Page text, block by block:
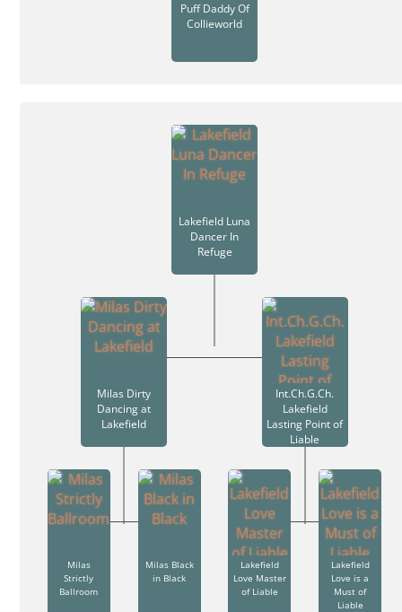
Puff Daddy Of
Collieworld
Lakefield Luna
Dancer In
Refuge
Milas Dirty
Dancing at
Lakefield
Int.Ch.G.Ch.
Lakefield
Lasting Point of
Liable
Milas
Strictly
Ballroom
Milas Black
in Black
Lakefield
Love Master
of Liable
Lakefield
Love is a
Must of
Liable